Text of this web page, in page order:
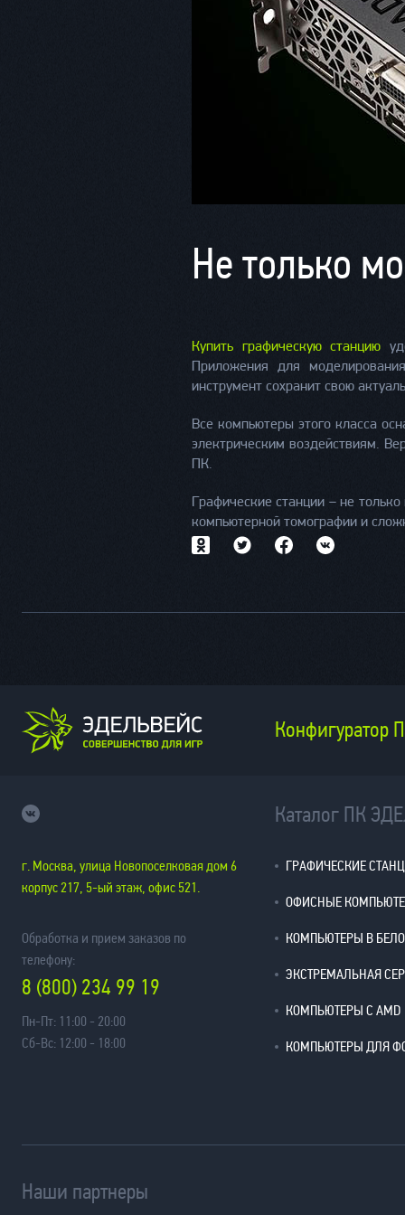
Не только
Купить графическую станцию
Приложения для
инструмент сохранит свою
Все компьютеры этого класса
электрическим воздействиям.
ПК.
Графические станции – не
компьютерной томографии и
Конфигуратор
г. Москва, улица Новопоселковая дом 6
корпус 217, 5-ый этаж, офис 521.
Обработка и прием заказов по
телефону:
8 (800) 234 99 19
Пн-Пт: 11:00 - 20:00
Сб-Вс: 12:00 - 18:00
Каталог ПК
ГРАФИЧЕСКИЕ
ОФИСНЫЕ
КОМПЬЮТЕРЫ В
ЭКСТРЕМАЛЬНАЯ
КОМПЬЮТЕРЫ С AMD
КОМПЬЮТЕРЫ ДЛЯ
Наши партнеры